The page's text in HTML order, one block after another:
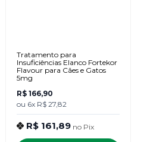
Tratamento para
Insuficiências Elanco Fortekor
Flavour para Cães e Gatos
5mg
R$ 166,90
ou 6x R$ 27,82
R$ 161,89 no Pix